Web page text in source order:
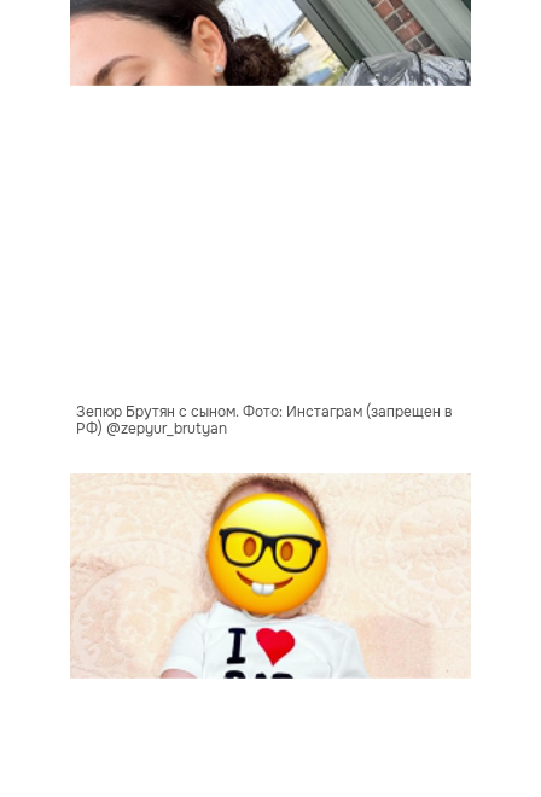
Зепюр Брутян с сыном. Фото: Инстаграм (запрещен в
РФ) @zepyur_brutyan